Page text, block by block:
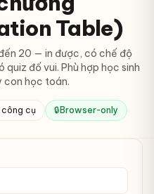
Table)
20 — in được, có chế độ
quiz đố vui. Phù hợp học sinh
con học toán.
cụ 🔒 Browser-only